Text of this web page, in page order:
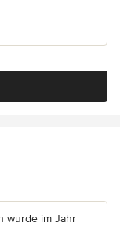
wurde im Jahr